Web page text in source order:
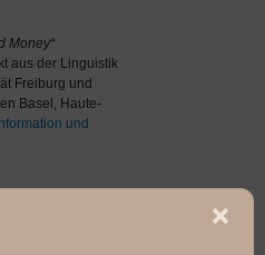
Money“
aus der Linguistik
Freiburg und
Basel, Haute-
Information und